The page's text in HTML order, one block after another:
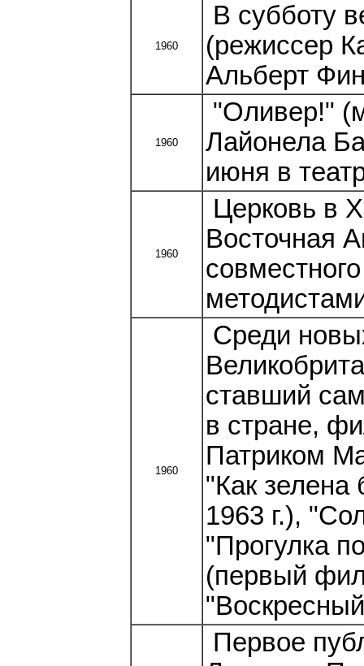
1960
В субботу
(режиссер
Альберт
1960
"Оливер!"
Лайонела
июня в
1960
Церковь в
Восточная
1960
Среди
ставший
в стране,
Патриком
"Как зелена
1963 г.),
"Прогулка
(первый
Первое